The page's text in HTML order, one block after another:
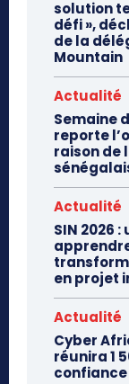
solution
défi »,
de la
Mountain
Actualité
Semaine
reporte
raison de
Actualité
SIN 2026
en projet
Actualité
Cyber
réunira 1